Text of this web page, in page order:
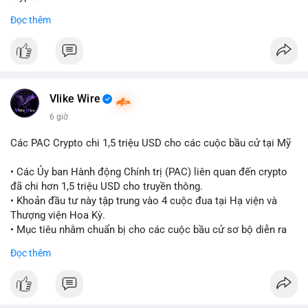
#binancesquare
$btc $eth
📰 Nguồn: CoinDesk
Đọc thêm
Vlike Wire
6 giờ
Các PAC Crypto chi 1,5 triệu USD cho các cuộc bầu cử tại Mỹ
• Các Ủy ban Hành động Chính trị (PAC) liên quan đến crypto
đã chi hơn 1,5 triệu USD cho truyền thông.
• Khoản đầu tư này tập trung vào 4 cuộc đua tại Hạ viện và
Thượng viện Hoa Kỳ.
• Mục tiêu nhằm chuẩn bị cho các cuộc bầu cử sơ bộ diễn ra
Đọc thêm